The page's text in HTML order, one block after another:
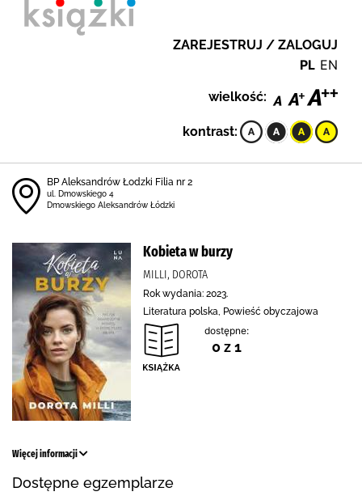
ZAREJESTRUJ / ZALOGUJ
PL EN
wielkość:
kontrast:
BP Aleksandrów Łodzki Filia nr 2
ul. Dmowskiego 4
Dmowskiego Aleksandrów Łódzki
Kobieta w burzy
MILLI, DOROTA
Rok wydania: 2023.
Literatura polska, Powieść obyczajowa
dostępne:
0 z 1
Więcej informacji
Dostępne egzemplarze